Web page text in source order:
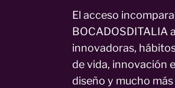
El acceso
BOCADOSDITALIA
innovadoras,
de vida, innovación
diseño y mucho